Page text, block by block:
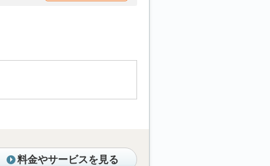
料金やサービスを見る